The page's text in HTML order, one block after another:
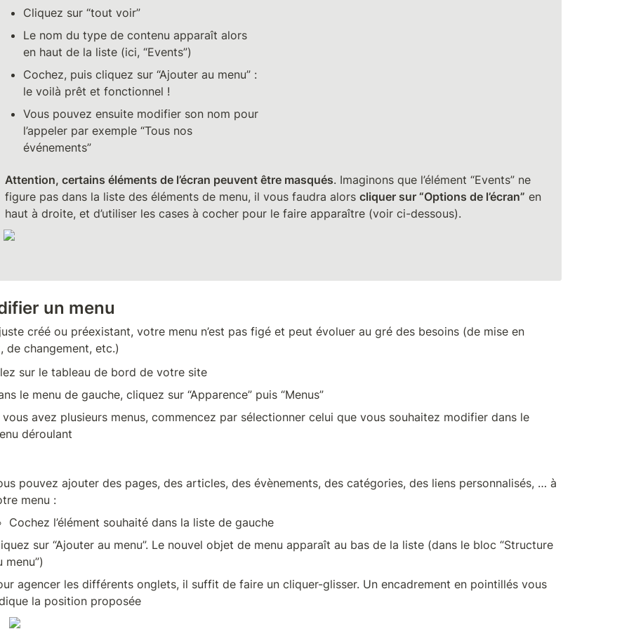
Cliquez sur “tout voir”
Le nom du type de contenu apparaît alors
en haut de la liste (ici, “Events”)
Cochez, puis cliquez sur “Ajouter au menu” :
le voilà prêt et fonctionnel !
Vous pouvez ensuite modifier son nom pour
l’appeler par exemple “Tous nos
événements”
Attention, certains éléments de l’écran peuvent être masqués. Imaginons que l’élément “Events” ne
figure pas dans la liste des éléments de menu, il vous faudra alors cliquer sur “Options de l’écran” en
haut à droite, et d’utiliser les cases à cocher pour le faire apparaître (voir ci-dessous).
un menu
créé ou préexistant, votre menu n’est pas figé et peut évoluer au gré des besoins (de mise en
de changement, etc.)
sur le tableau de bord de votre site
le menu de gauche, cliquez sur “Apparence” puis “Menus”
vous avez plusieurs menus, commencez par sélectionner celui que vous souhaitez modifier dans le
déroulant
pouvez ajouter des pages, des articles, des évènements, des catégories, des liens personnalisés, … à
menu :
Cochez l’élément souhaité dans la liste de gauche
sur “Ajouter au menu”. Le nouvel objet de menu apparaît au bas de la liste (dans le bloc “Structure
menu”)
agencer les différents onglets, il suffit de faire un cliquer-glisser. Un encadrement en pointillés vous
la position proposée